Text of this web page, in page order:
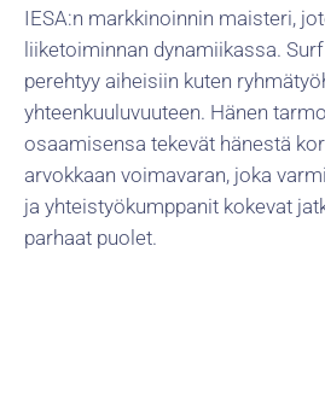
IESA:n markkinoinnin maisteri,
liiketoiminnan dynamiikassa.
perehtyy aiheisiin kuten
yhteenkuuluvuuteen. Hänen
osaamisensa tekevät hänestä
arvokkaan voimavaran, joka
ja yhteistyökumppanit kokevat
parhaat puolet.